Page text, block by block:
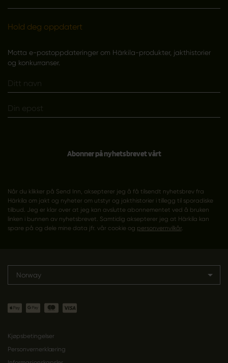
Hold deg oppdatert
Motta e-postoppdateringer om Härkila-produkter, jakthistorier
og konkurranser.
Abonner på nyhetsbrevet vårt
Når du klikker på Send Inn, aksepterer jeg å få tilsendt nyhetsbrev fra
Härkila om jakt og nyheter om utstyr og jakthistorier i tillegg til sporadiske
tilbud. Jeg er klar over at jeg kan avslutte abonnementet ved å bruken
linken i bunnen av nyhetsbrevet. Samtidig aksepterer jeg at Härkila kan
spare på og dele mine data jfr. vår cookie og personvernvilkår.
Norway
Kjøpsbetingelser
Personvernerklæring